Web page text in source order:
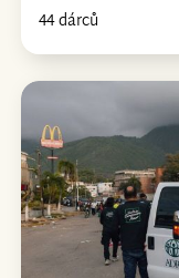
44 dárců